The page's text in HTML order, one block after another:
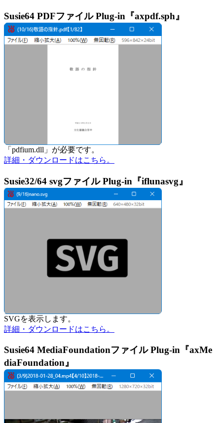
Susie64 PDFファイル Plug-in『axpdf.sph』
「pdfium.dll」が必要です。
詳細・ダウンロードはこちら。
Susie32/64 svgファイル Plug-in『iflunasvg』
SVGを表示します。
詳細・ダウンロードはこちら。
Susie64 MediaFoundationファイル Plug-in『axMe
diaFoundation』